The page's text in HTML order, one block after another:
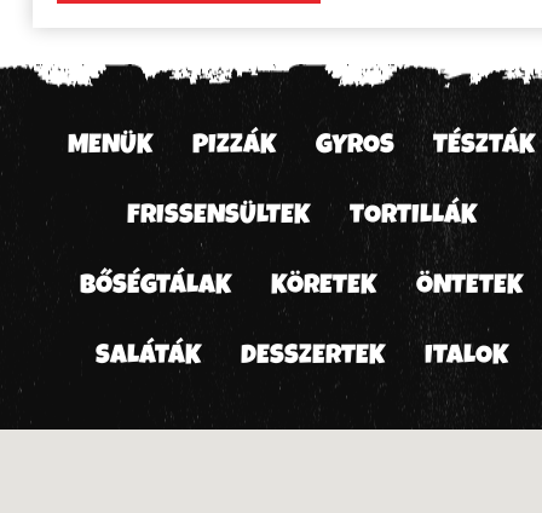
MENÜK PIZZÁK GYROS TÉSZTÁK
FRISSENSÜLTEK TORTILLÁK
BŐSÉGTÁLAK KÖRETEK ÖNTETEK
SALÁTÁK DESSZERTEK ITALOK